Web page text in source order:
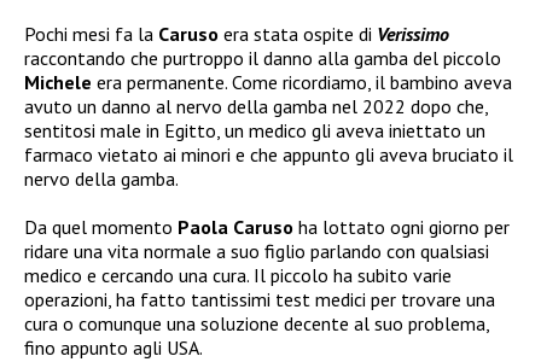
Pochi mesi fa la Caruso era stata ospite di Verissimo
raccontando che purtroppo il danno alla gamba del piccolo
Michele era permanente. Come ricordiamo, il bambino aveva
avuto un danno al nervo della gamba nel 2022 dopo che,
sentitosi male in Egitto, un medico gli aveva iniettato un
farmaco vietato ai minori e che appunto gli aveva bruciato il
nervo della gamba.
Da quel momento Paola Caruso ha lottato ogni giorno per
ridare una vita normale a suo figlio parlando con qualsiasi
medico e cercando una cura. Il piccolo ha subito varie
operazioni, ha fatto tantissimi test medici per trovare una
cura o comunque una soluzione decente al suo problema,
fino appunto agli USA.